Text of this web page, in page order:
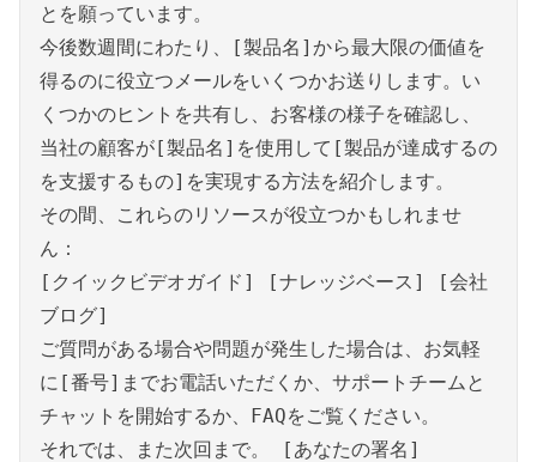
とを願っています。
今後数週間にわたり、[製品名]から最大限の価値を
得るのに役立つメールをいくつかお送りします。い
くつかのヒントを共有し、お客様の様子を確認し、
当社の顧客が[製品名]を使用して[製品が達成するの
を支援するもの]を実現する方法を紹介します。
その間、これらのリソースが役立つかもしれませ
ん：
[クイックビデオガイド] [ナレッジベース] [会社
ブログ]
ご質問がある場合や問題が発生した場合は、お気軽
に[番号]までお電話いただくか、サポートチームと
チャットを開始するか、FAQをご覧ください。
それでは、また次回まで。 [あなたの署名]